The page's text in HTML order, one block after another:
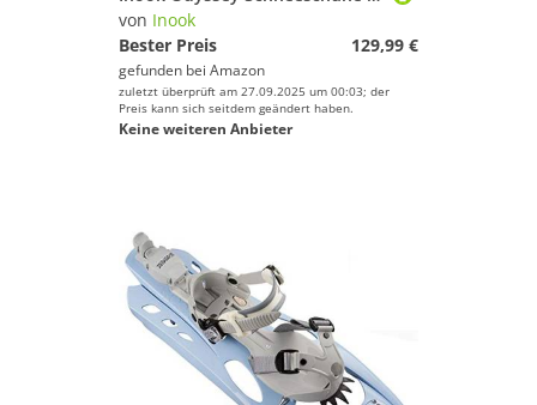
von Inook
Bester Preis
129,99 €
gefunden bei Amazon
zuletzt überprüft am 27.09.2025 um 00:03; der
Preis kann sich seitdem geändert haben.
Keine weiteren Anbieter